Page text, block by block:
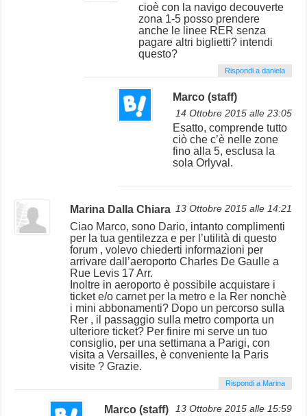
cioè con la navigo decouverte
zona 1-5 posso prendere
anche le linee RER senza
pagare altri biglietti? intendi
questo?
Rispondi a daniela
Marco (staff)
14 Ottobre 2015 alle 23:05
Esatto, comprende tutto
ciò che c’è nelle zone
fino alla 5, esclusa la
sola Orlyval.
Marina Dalla Chiara 13 Ottobre 2015 alle 14:21
Ciao Marco, sono Dario, intanto complimenti
per la tua gentilezza e per l’utilità di questo
forum , volevo chiederti informazioni per
arrivare dall’aeroporto Charles De Gaulle a
Rue Levis 17 Arr.
Inoltre in aeroporto è possibile acquistare i
ticket e/o carnet per la metro e la Rer nonchè
i mini abbonamenti? Dopo un percorso sulla
Rer , il passaggio sulla metro comporta un
ulteriore ticket? Per finire mi serve un tuo
consiglio, per una settimana a Parigi, con
visita a Versailles, è conveniente la Paris
visite ? Grazie.
Rispondi a Marina
Marco (staff) 13 Ottobre 2015 alle 15:59